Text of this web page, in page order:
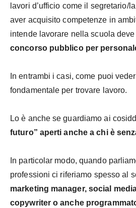
lavori d’ufficio come il segretario/
aver acquisito competenze in
intende lavorare nella scuola deve
concorso pubblico per
In entrambi i casi, come puoi
fondamentale per trovare lavoro.
Lo è anche se guardiamo ai
futuro” aperti anche a chi è
In particolar modo, quando
professioni ci riferiamo spesso al
marketing manager, social
copywriter o anche